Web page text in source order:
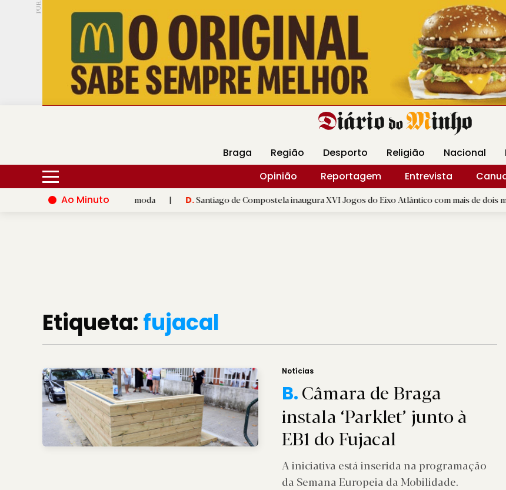
PUB.
Hoje 18ºC 29ºC DMtv Revista Minha Gráfica DM Livraria DM
Braga Região Desporto Religião Nacional
Opinião
Reportagem Entrevista
Ao Minuto
do mundo da moda D.Santiago de Compostela inaugura XVI Jogos do Eixo Atlântico com mais de dois mil atletas
Etiqueta:fujacal
Notícias
B.Câmara de Braga
instala ‘Parklet’ junto à
EB1 do Fujacal
A iniciativa está inserida na programação
da Semana Europeia da Mobilidade.